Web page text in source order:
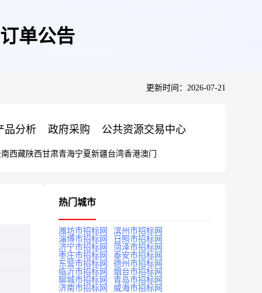
单公告
更新时间：2026-07-21
品分析 政府采购 公共资源交易中心
西藏陕西甘肃青海宁夏新疆台湾香港澳门
热门城市
潍坊市招标网
滨州市招标网
淄博市招标网
日照市招标网
济宁市招标网
菏泽市招标网
枣庄市招标网
泰安市招标网
东营市招标网
德州市招标网
临沂市招标网
烟台市招标网
聊城市招标网
青岛市招标网
济南市招标网
威海市招标网